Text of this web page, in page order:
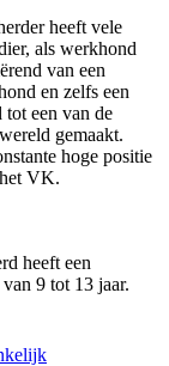
heeft vele
als werkhond
van een
en zelfs een
een van de
gemaakt.
hoge positie
VK.
heeft een
9 tot 13 jaar.